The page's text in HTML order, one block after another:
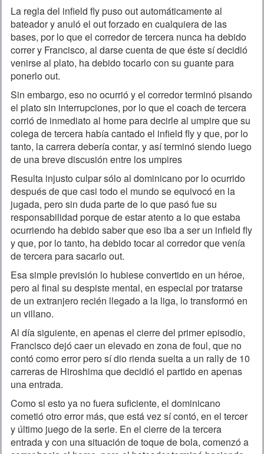
La regla del infield fly puso out automáticamente al
bateador y anuló el out forzado en cualquiera de las
bases, por lo que el corredor de tercera nunca ha debido
correr y Francisco, al darse cuenta de que éste sí decidió
venirse al plato, ha debido tocarlo con su guante para
ponerlo out.
Sin embargo, eso no ocurrió y el corredor terminó pisando
el plato sin interrupciones, por lo que el coach de tercera
corrió de inmediato al home para decirle al umpire que su
colega de tercera había cantado el infield fly y que, por lo
tanto, la carrera debería contar, y así terminó siendo luego
de una breve discusión entre los umpires
Resulta injusto culpar sólo al dominicano por lo ocurrido
después de que casi todo el mundo se equivocó en la
jugada, pero sin duda parte de lo que pasó fue su
responsabilidad porque de estar atento a lo que estaba
ocurriendo ha debido saber que eso iba a ser un infield fly
y que, por lo tanto, ha debido tocar al corredor que venía
de tercera para sacarlo out.
Esa simple previsión lo hubiese convertido en un héroe,
pero al final su despiste mental, en especial por tratarse
de un extranjero recién llegado a la liga, lo transformó en
un villano.
Al día siguiente, en apenas el cierre del primer episodio,
Francisco dejó caer un elevado en zona de foul, que no
contó como error pero sí dio rienda suelta a un rally de 10
carreras de Hiroshima que decidió el partido en apenas
una entrada.
Como si esto ya no fuera suficiente, el dominicano
cometió otro error más, que está vez sí contó, en el tercer
y último juego de la serie. En el cierre de la tercera
entrada y con una situación de toque de bola, comenzó a